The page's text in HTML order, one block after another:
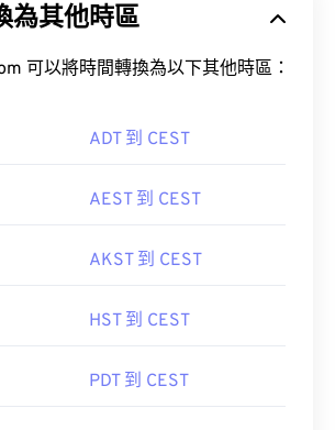
為其他時區
可以將時間轉換為以下其他時區：
ADT 到 CEST
AEST 到 CEST
AKST 到 CEST
HST 到 CEST
PDT 到 CEST